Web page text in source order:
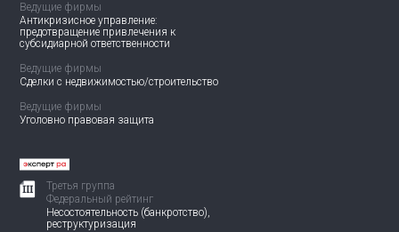
Ведущие фирмы
Антикризисное управление:
предотвращение привлечения к
субсидиарной ответственности
Ведущие фирмы
Сделки с недвижимостью/строительство
Ведущие фирмы
Уголовно правовая защита
Третья группа
Федеральный рейтинг
Несостоятельность (банкротство),
реструктуризация